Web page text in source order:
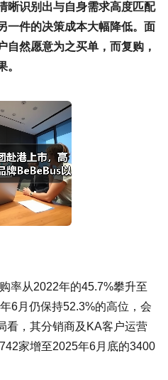
晰识别出与自身需求高度匹配
一件的决策成本大幅降低。面
自然愿意为之买单，而复购，
。
率从2022年的45.7%攀升至
6月仍保持52.3%的高位，会
看，其分销商及KA客户运营
家增至2025年6月底的3400